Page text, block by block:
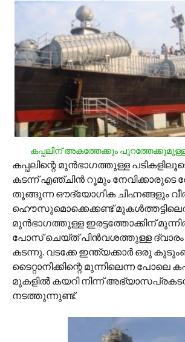
കപ്പലിന് അകത്തേക്കും
കപ്പലിന്റെ മുന്‍ഭാഗത്തുള്ള
കടന്ന് എഞ്ചിന്‍ റൂമും നേവിക്കാരുടെ
തൂങ്ങുന്ന ഔദ്യോഗിക ചിഹ്നങ്ങളും
ഹൌസുമൊക്കെക്കണ്ട്
മുന്‍ഭാഗത്തുള്ള ഇരട്ടത്തോക്കിന്
പോസ് ചെയ്ത് പിന്‍‌വശത്തുള്ള ദ്വാരം
കടന്നു. വടക്കേ ഇന്ത്യക്കാര്‍ ഒരു
ടൈറ്റാനിക്കിന്റെ മുന്നിലെന്ന പോലെ
മുകളില്‍ കയറി നിന്ന്
നടത്തുന്നുണ്ട്.